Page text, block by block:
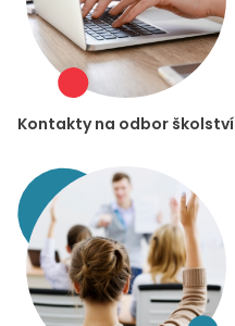
Kontakty na odbor školství